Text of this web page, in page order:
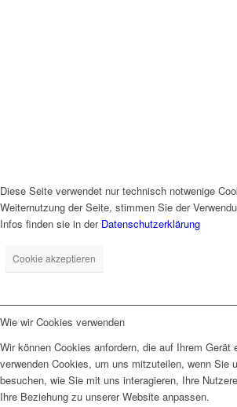
Diese Seite verwendet nur technisch notwenige
Weiternutzung der Seite, stimmen Sie der
Infos finden sie in der Datenschutzerklärung
Cookie akzeptieren
Wie wir Cookies verwenden
Wir können Cookies anfordern, die auf Ihrem Gerät
verwenden Cookies, um uns mitzuteilen, wenn Sie
besuchen, wie Sie mit uns interagieren, Ihre
Ihre Beziehung zu unserer Website anpassen.